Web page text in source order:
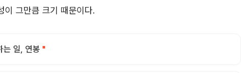
이 그만큼 크기 때문이다.
는 일, 연봉